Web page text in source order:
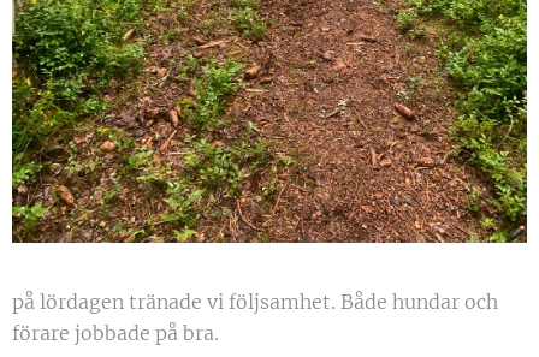
på lördagen tränade vi följsamhet. Både hundar och
förare jobbade på bra.